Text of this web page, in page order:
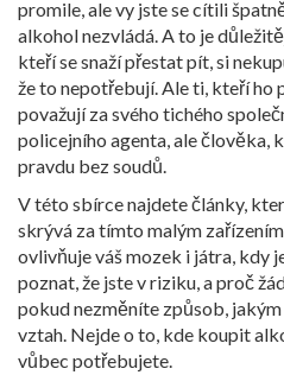
promile, ale vy jste se cítili
alkohol nezvládá. A to je
kteří se snaží přestat pít, si
že to nepotřebují. Ale ti, kteří ho
považují za svého tichého
policejního agenta, ale člověka,
pravdu bez soudů.
V této sbírce najdete články,
skrývá za tímto malým
ovlivňuje váš mozek i játra, kdy
poznat, že jste v riziku, a proč
pokud nezměníte způsob,
vztah. Nejde o to, kde koupit
vůbec potřebujete.